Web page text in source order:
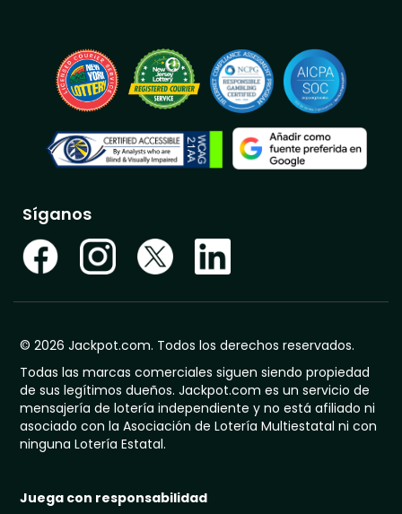
Síganos
© 2026 Jackpot.com. Todos los derechos reservados.
Todas las marcas comerciales siguen siendo propiedad
de sus legítimos dueños. Jackpot.com es un servicio de
mensajería de lotería independiente y no está afiliado ni
asociado con la Asociación de Lotería Multiestatal ni con
ninguna Lotería Estatal.
Juega con responsabilidad